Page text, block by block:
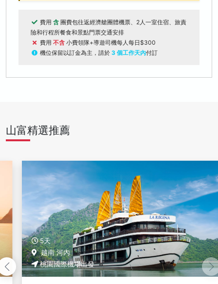
費用 含 團費包往返經濟艙團體機票、2人一室住宿、旅責
險和行程所餐食和景點門票交通安排
費用 不含 小費領隊+導遊司機每人每日$300
機位保留以訂金為主，請於 3 個工作天內付訂
山富精選推薦
5天
越南 河內
桃園國際機場出發